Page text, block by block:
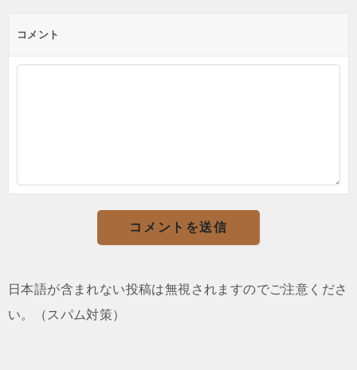
コメント
日本語が含まれない投稿は無視されますのでご注意くださ
い。（スパム対策）